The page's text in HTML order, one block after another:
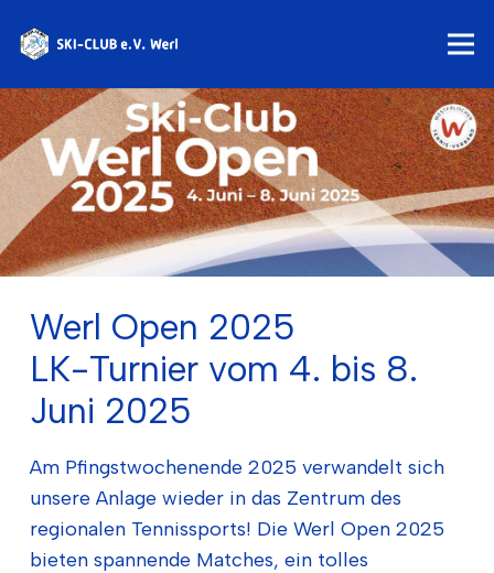
Werl Open 2025
LK-Turnier vom 4. bis 8.
Juni 2025
Am Pfingstwochenende 2025 verwandelt sich
unsere Anlage wieder in das Zentrum des
regionalen Tennissports! Die Werl Open 2025
bieten spannende Matches, ein tolles